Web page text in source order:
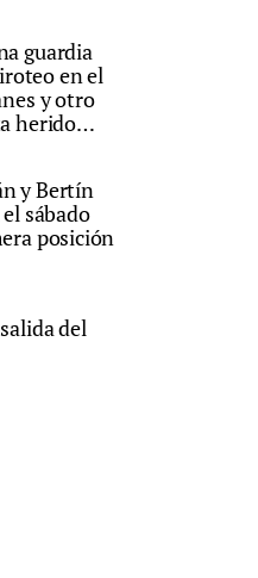
guardia
en el
y otro
herido
y Bertín
sábado
posición
del